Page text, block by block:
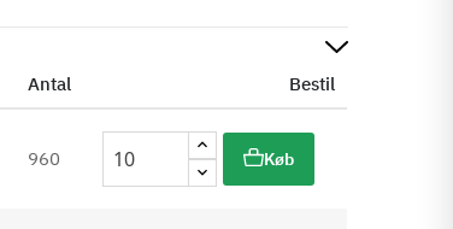
Antal Bestil
960 Køb